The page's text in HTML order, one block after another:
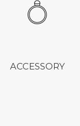
ACCESSORY